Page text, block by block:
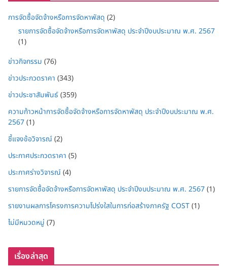
การจัดซื้อจัดจ้างหรือการจัดหาพัสดุ (2)
รายการจัดซื้อจัดจ้างหรือการจัดหาพัสดุ ประจำปีงบประมาณ พ.ศ. 2567
(1)
ข่าวกิจกรรม (76)
ข่าวประกวดราคา (343)
ข่าวประชาสัมพันธ์(359)
ความก้าวหน้าการจัดซื้อจัดจ้างหรือการจัดหาพัสดุ ประจำปีงบประมาณ พ.ศ.
2567(1)
ชี้แจงข้อวิจารณ์(2)
ประกาศประกวดราคา (5)
ประกาศร่างวิจารณ์(4)
รายการจัดซื้อจัดจ้างหรือการจัดหาพัสดุ ประจำปีงบประมาณ พ.ศ. 2567(1)
รายงานผลการโครงการความโปร่งใสในการก่อสร้างภาครัฐ COST(1)
ไม่มีหมวดหมู่ (7)
เรื่องล่าสุด